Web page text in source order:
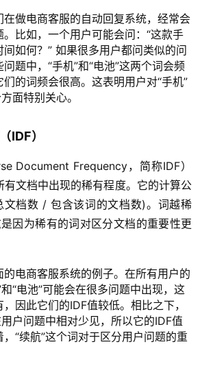
在做电商客服的自动回复系统，经常会
。比如，一个用户可能会问：“这款手
如何？” 如果很多用户都问类似的问
题中，“手机”和“电池”这两个词会频
的词频会很高。这表明用户对“手机”
面特别关心。
IDF）
Document Frequency，简称IDF）
有文档中出现的稀有程度。它的计算公
档数 / 包含该词的文档数)。词越稀
因为稀有的词对区分文档的重要性更
的电商客服系统的例子。在所有用户的
“电池”可能会在很多问题中出现，这
因此它们的IDF值较低。相比之下，
户问题中相对少见，所以它的IDF值
“续航”这个词对于区分用户问题的重